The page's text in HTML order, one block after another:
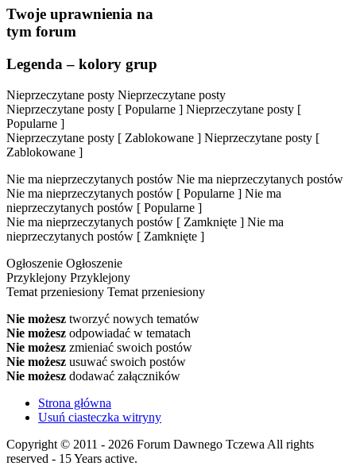
Twoje uprawnienia na
tym forum
Legenda – kolory grup
Nieprzeczytane posty Nieprzeczytane posty
Nieprzeczytane posty [ Popularne ] Nieprzeczytane posty [
Popularne ]
Nieprzeczytane posty [ Zablokowane ] Nieprzeczytane posty [
Zablokowane ]
Nie ma nieprzeczytanych postów Nie ma nieprzeczytanych postów
Nie ma nieprzeczytanych postów [ Popularne ] Nie ma
nieprzeczytanych postów [ Popularne ]
Nie ma nieprzeczytanych postów [ Zamknięte ] Nie ma
nieprzeczytanych postów [ Zamknięte ]
Ogłoszenie Ogłoszenie
Przyklejony Przyklejony
Temat przeniesiony Temat przeniesiony
Nie możesz tworzyć nowych tematów
Nie możesz odpowiadać w tematach
Nie możesz zmieniać swoich postów
Nie możesz usuwać swoich postów
Nie możesz dodawać załączników
Strona główna
Usuń ciasteczka witryny
Copyright © 2011 - 2026 Forum Dawnego Tczewa All rights
reserved - 15 Years active.